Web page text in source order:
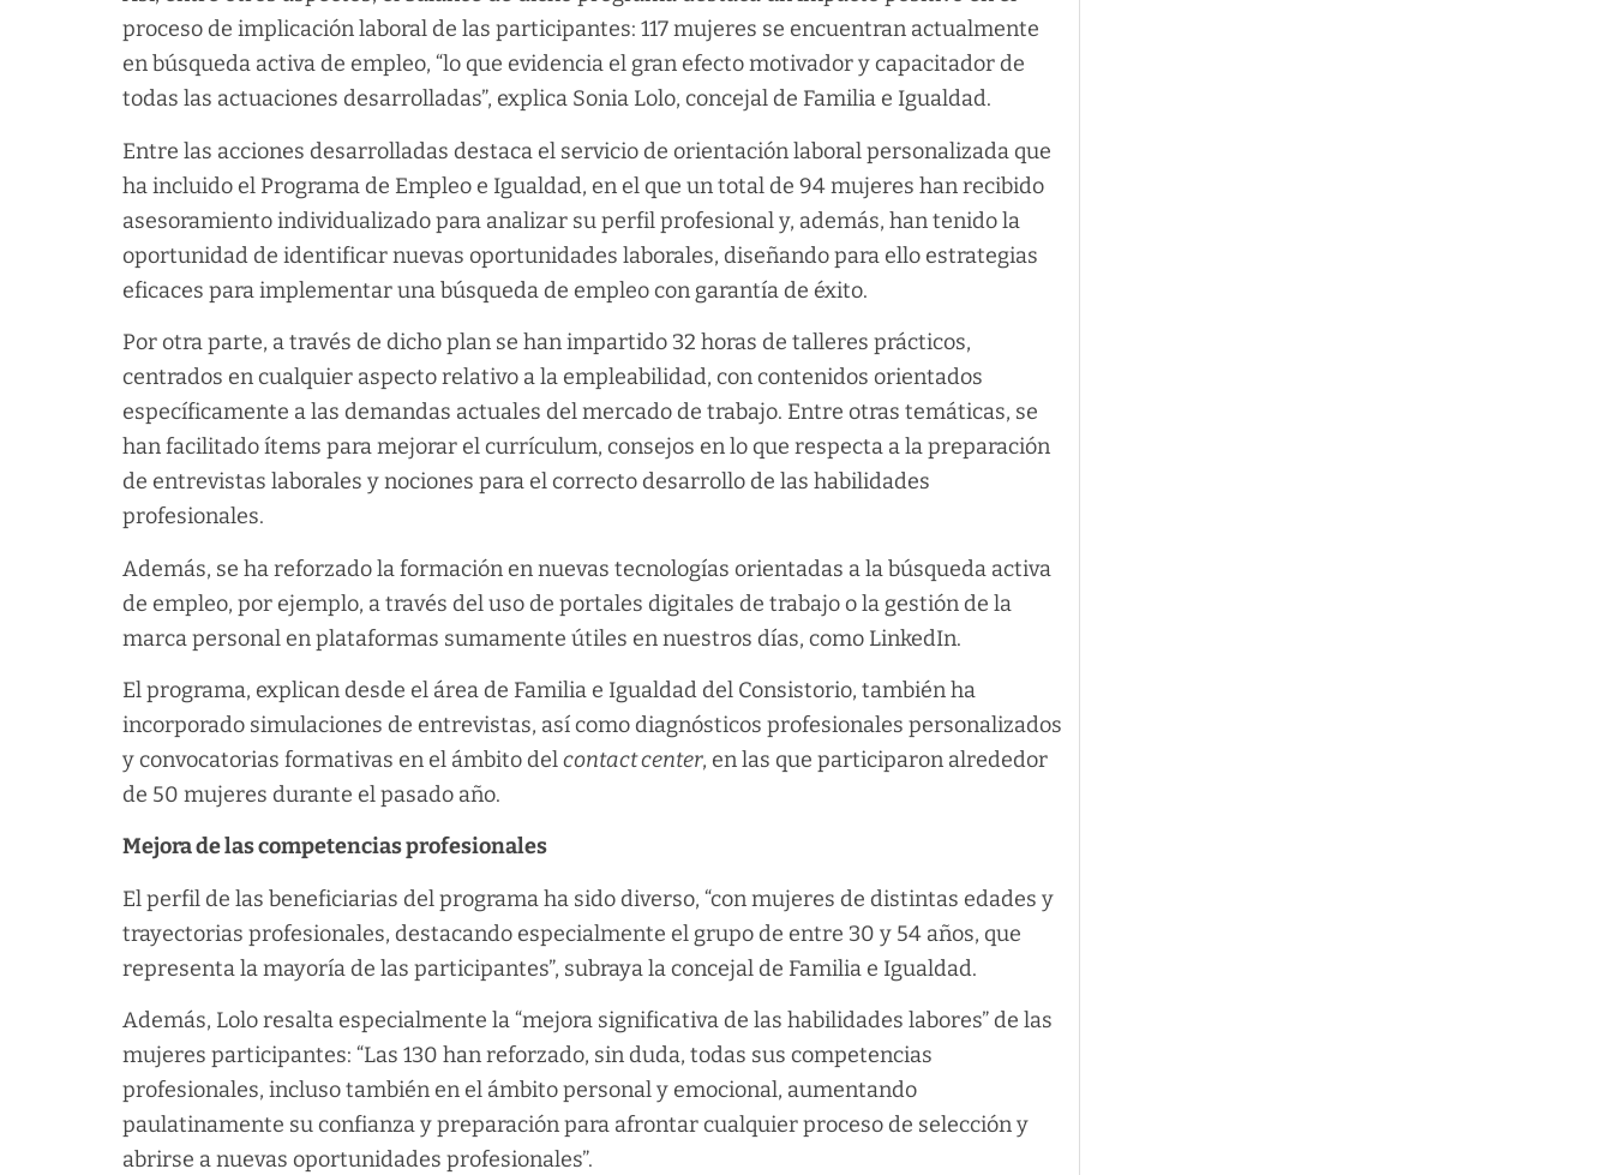
proceso de implicación laboral de las participantes: 117 mujeres se encuentran actualmente
en búsqueda activa de empleo, “lo que evidencia el gran efecto motivador y capacitador de
todas las actuaciones desarrolladas”, explica Sonia Lolo, concejal de Familia e Igualdad.
Entre las acciones desarrolladas destaca el servicio de orientación laboral personalizada que
ha incluido el Programa de Empleo e Igualdad, en el que un total de 94 mujeres han recibido
asesoramiento individualizado para analizar su perfil profesional y, además, han tenido la
oportunidad de identificar nuevas oportunidades laborales, diseñando para ello estrategias
eficaces para implementar una búsqueda de empleo con garantía de éxito.
Por otra parte, a través de dicho plan se han impartido 32 horas de talleres prácticos,
centrados en cualquier aspecto relativo a la empleabilidad, con contenidos orientados
específicamente a las demandas actuales del mercado de trabajo. Entre otras temáticas, se
han facilitado ítems para mejorar el currículum, consejos en lo que respecta a la preparación
de entrevistas laborales y nociones para el correcto desarrollo de las habilidades
profesionales.
Además, se ha reforzado la formación en nuevas tecnologías orientadas a la búsqueda activa
de empleo, por ejemplo, a través del uso de portales digitales de trabajo o la gestión de la
marca personal en plataformas sumamente útiles en nuestros días, como LinkedIn.
El programa, explican desde el área de Familia e Igualdad del Consistorio, también ha
incorporado simulaciones de entrevistas, así como diagnósticos profesionales personalizados
y convocatorias formativas en el ámbito delcontact center, en las que participaron alrededor
de 50 mujeres durante el pasado año.
Mejora de las competencias profesionales
El perfil de las beneficiarias del programa ha sido diverso, “con mujeres de distintas edades y
trayectorias profesionales, destacando especialmente el grupo de entre 30 y 54 años, que
representa la mayoría de las participantes”, subraya la concejal de Familia e Igualdad.
Además, Lolo resalta especialmente la “mejora significativa de las habilidades labores” de las
mujeres participantes: “Las 130 han reforzado, sin duda, todas sus competencias
profesionales, incluso también en el ámbito personal y emocional, aumentando
paulatinamente su confianza y preparación para afrontar cualquier proceso de selección y
abrirse a nuevas oportunidades profesionales”.